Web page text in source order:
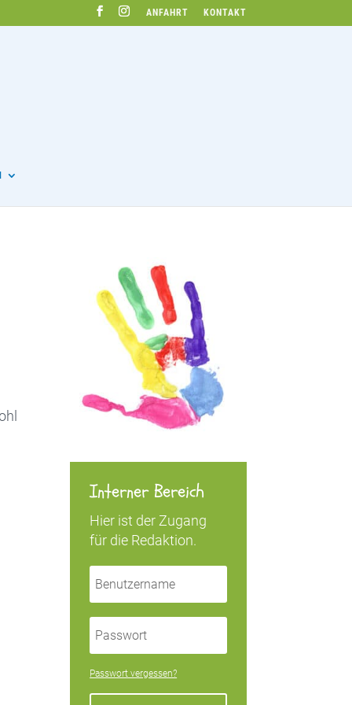
ANFAHRT KONTAKT
Interner Bereich
Hier ist der Zugang
für die Redaktion.
Passwort vergessen?